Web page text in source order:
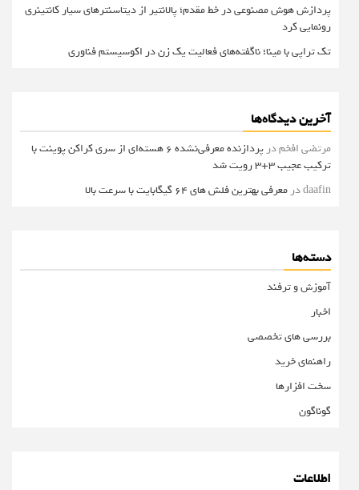
پردازش هوش مصنوعی در خط مقدم؛ پالانتیر از دیتاسنترهای سیار کانتینری
رونمایی کرد
تک تراپی با مینا؛ ناگفته‌های فعالیت یک زن در اکوسیستم فناوری
آخرین دیدگاه‌ها
مرتضی افخمدر
پردازنده معرفی‌نشده 6 هسته‌ای از سری کراکن پوینت با
ترکیب عجیب 3+3 رویت شد
daafinدرمعرفی بهترین فلش های 64 گیگابایت با سرعت بالا
دسته‌ها
آموزش و ترفند
اخبار
بررسی های تخصصی
راهنمای خرید
سخت افزارها
گوناگون
اطلاعات